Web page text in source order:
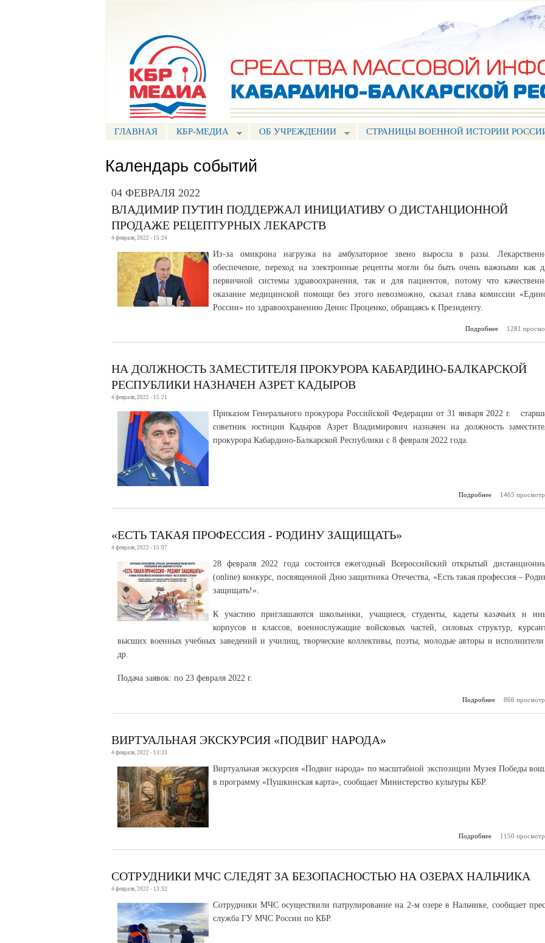
ГЛАВНАЯ КБР-МЕДИА ОБ УЧРЕЖДЕНИИ СТРАНИЦЫ ВОЕННОЙ ИСТОРИИ
Календарь событий
04 ФЕВРАЛЯ 2022
ВЛАДИМИР ПУТИН ПОДДЕРЖАЛ ИНИЦИАТИВУ О ДИСТАНЦИОННОЙ
ПРОДАЖЕ РЕЦЕПТУРНЫХ ЛЕКАРСТВ
4 февраля, 2022 - 15:24
Из-за омикрона нагрузка на амбулаторное звено выросла в разы.
обеспечение, переход на электронные рецепты могли бы быть очень важными как
первичной системы здравоохранения, так и для пациентов, потому что
оказание медицинской помощи без этого невозможно, сказал глава комиссии
России» по здравоохранению Денис Проценко, обращаясь к Президенту.
Подробнее
о
1281
НА ДОЛЖНОСТЬ ЗАМЕСТИТЕЛЯ ПРОКУРОРА КАБАРДИНО-БАЛКАРСКОЙ
РЕСПУБЛИКИ НАЗНАЧЕН АЗРЕТ КАДЫРОВ
4 февраля, 2022 - 15:21
Приказом Генерального прокурора Российской Федерации от 31 января 2022 г.
советник юстиции Кадыров Азрет Владимирович назначен на должность
прокурора Кабардино-Балкарской Республики с 8 февраля 2022 года.
Подробнее
о На
1465
«ЕСТЬ ТАКАЯ ПРОФЕССИЯ - РОДИНУ ЗАЩИЩАТЬ»
4 февраля, 2022 - 15:07
28 февраля 2022 года состоится ежегодный Всероссийский открытый
(online) конкурс, посвященной Дню защитника Отечества, «Есть такая профессия –
защищать!».
К участию приглашаются школьники, учащиеся, студенты, кадеты казачьих и
корпусов и классов, военнослужащие войсковых частей, силовых структур,
высших военных учебных заведений и училищ, творческие коллективы, поэты, молодые авторы и
др.
Подача заявок: по 23 февраля 2022 г.
Подробнее
о «ЕСТЬ
866
ВИРТУАЛЬНАЯ ЭКСКУРСИЯ «ПОДВИГ НАРОДА»
4 февраля, 2022 - 13:33
Виртуальная экскурсия «Подвиг народа» по масштабной экспозиции Музея Победы
в программу «Пушкинская карта», сообщает Министерство культуры КБР.
Подробнее
о Виртуальная
1150
СОТРУДНИКИ МЧС СЛЕДЯТ ЗА БЕЗОПАСНОСТЬЮ НА ОЗЕРАХ НАЛЬЧИКА
4 февраля, 2022 - 13:32
Сотрудники МЧС осуществили патрулирование на 2-м озере в Нальчике, сообщает
служба ГУ МЧС России по КБР.